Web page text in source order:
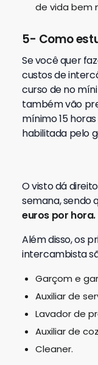
de vida bem
5- Como
Se você quer
custos de
curso de no
também vão
mínimo 15
habilitada pelo
O visto dá
semana, sendo
euros por hora.
Além disso, os
intercambista
Garçom e
Auxiliar de
Lavador de
Auxiliar de
Cleaner.